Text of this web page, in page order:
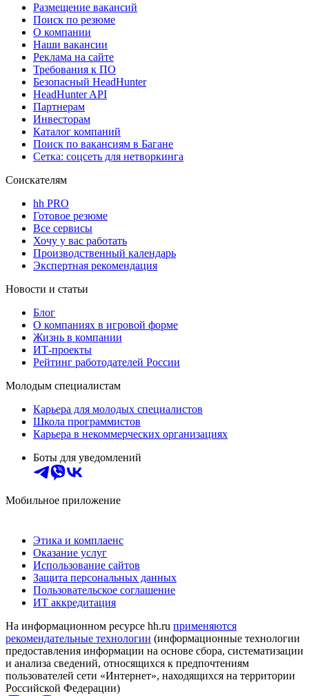
Размещение вакансий
Поиск по резюме
О компании
Наши вакансии
Реклама на сайте
Требования к ПО
Безопасный HeadHunter
HeadHunter API
Партнерам
Инвесторам
Каталог компаний
Поиск по вакансиям в Багане
Сетка: соцсеть для нетворкинга
Соискателям
hh PRO
Готовое резюме
Все сервисы
Хочу у вас работать
Производственный календарь
Экспертная рекомендация
Новости и статьи
Блог
О компаниях в игровой форме
Жизнь в компании
ИТ-проекты
Рейтинг работодателей России
Молодым специалистам
Карьера для молодых специалистов
Школа программистов
Карьера в некоммерческих организациях
Боты для уведомлений
Мобильное приложение
Этика и комплаенс
Оказание услуг
Использование сайтов
Защита персональных данных
Пользовательское соглашение
ИТ аккредитация
На информационном ресурсе hh.ru применяются
рекомендательные технологии (информационные технологии
предоставления информации на основе сбора, систематизации
и анализа сведений, относящихся к предпочтениям
пользователей сети «Интернет», находящихся на территории
Российской Федерации)